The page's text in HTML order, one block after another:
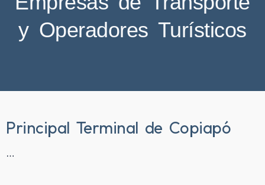
y Operadores Turísticos
Principal Terminal de Copiapó
…